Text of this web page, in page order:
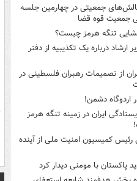
جمعیتی در چهارمین جلسه
جمعیت قوه قضا
تنگه هرمز چیست؟
ارشاد درباره یک تکذیبیه از دفتر
از تصمیمات رهبران فلسطینی در
اردوگاه دشمن!
ایران در زمینه تنگه هرمز
کمیسیون امنیت ملی از آینده
پاکستان با مومنی دیدار کرد